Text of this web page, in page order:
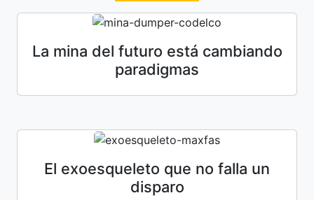
La mina del futuro está cambiando
paradigmas
El exoesqueleto que no falla un
disparo